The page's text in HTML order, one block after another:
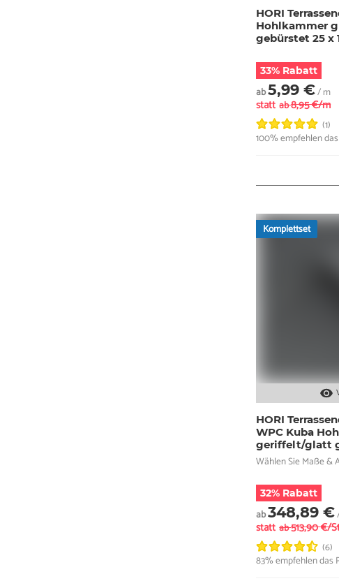
HORI
Hohlkammer
gebürstet 25 x
33% Rabatt
ab5,99 €/ m
statt ab8,95 €/m
(1)
100% empfehlen
Komplettset
HORI
WPC Kuba
geriffelt/glatt
Wählen Sie Maße &
32% Rabatt
ab348,89 €
statt ab513,90 €/
(6)
83% empfehlen das